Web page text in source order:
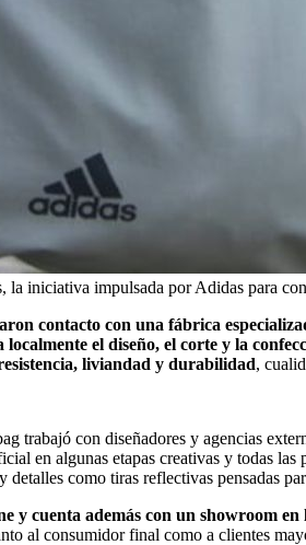
iniciativa impulsada por Adidas para
contacto con una fábrica
el diseño, el corte y la
liviandad y durabilidad,
trabajó con diseñadores y agencias
en algunas etapas creativas y todas
como tiras reflectivas pensadas
y cuenta además con un showroom en
al consumidor final como a clientes